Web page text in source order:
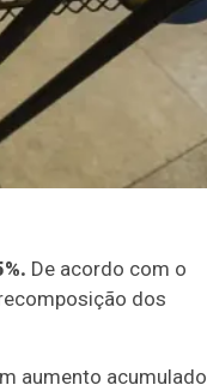
De acordo com o
dos
aumento acumulado